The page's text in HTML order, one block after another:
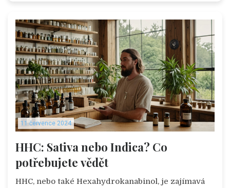
11 července 2024
HHC: Sativa nebo Indica? Co
potřebujete vědět
HHC, nebo také Hexahydrokanabinol, je zajímavá